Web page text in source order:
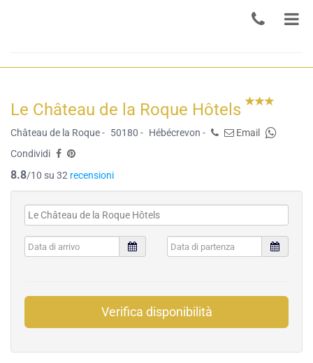
Le Château de la Roque Hôtels
Château de la Roque - 50180 - Hébécrevon -
Email
Condividi
8.8/10 su 32 recensioni
Verifica disponibilità